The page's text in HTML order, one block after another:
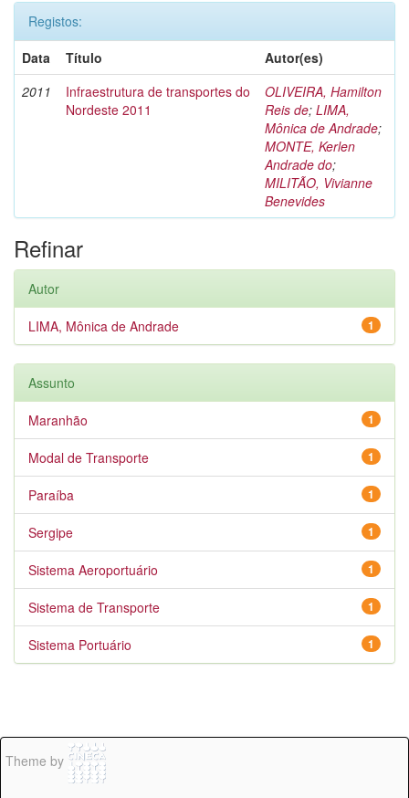
Registos:
Data
Título
Autor(es)
2011
Infraestrutura de transportes do
Nordeste 2011
OLIVEIRA, Hamilton
Reis de; LIMA,
Mônica de Andrade;
MONTE, Kerlen
Andrade do;
MILITÃO, Vivianne
Benevides
Refinar
Autor
1
LIMA, Mônica de Andrade
Assunto
1
Maranhão
1
Modal de Transporte
1
Paraíba
1
Sergipe
1
Sistema Aeroportuário
1
Sistema de Transporte
1
Sistema Portuário
Theme by